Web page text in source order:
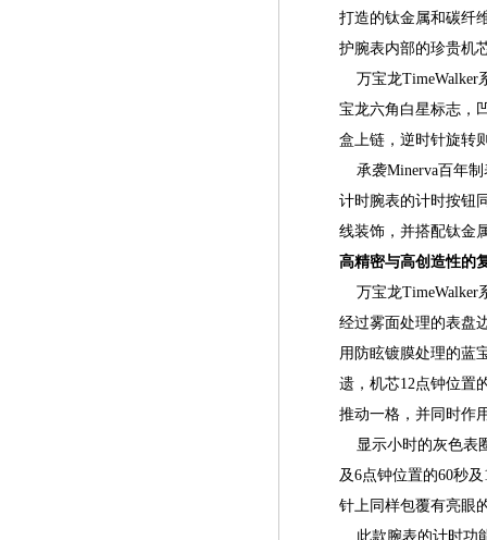
打造的钛金属和碳纤
护腕表内部的珍贵机
万宝龙TimeWalker
宝龙六角白星标志，
盒上链，逆时针旋转
承袭Minerva百年制
计时腕表的计时按钮
线装饰，并搭配钛金
高精密与高创造性的
万宝龙TimeWalker
经过雾面处理的表盘
用防眩镀膜处理的蓝
遗，机芯12点钟位置
推动一格，并同时作
显示小时的灰色表
及6点钟位置的60秒
针上同样包覆有亮眼
此款腕表的计时功